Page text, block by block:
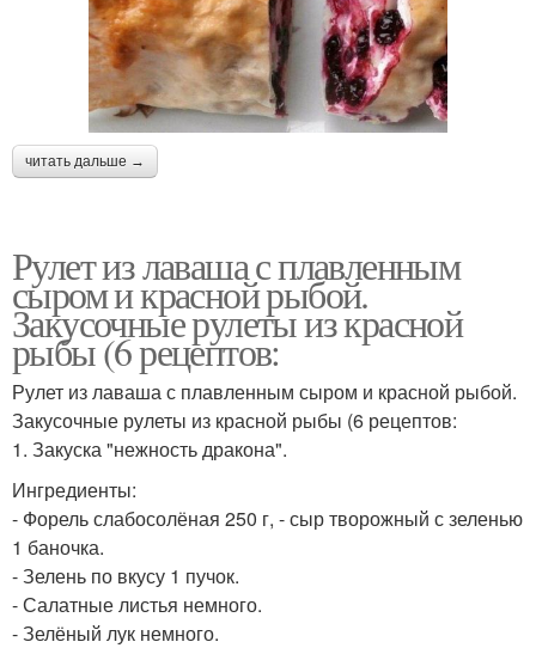
читать дальше →
Рулет из лаваша с плавленным
сыром и красной рыбой.
Закусочные рулеты из красной
рыбы (6 рецептов:
Рулет из лаваша с плавленным сыром и красной рыбой.
Закусочные рулеты из красной рыбы (6 рецептов:
1. Закуска "нежность дракона".
Ингредиенты:
- Форель слабосолёная 250 г, - сыр творожный с зеленью
1 баночка.
- Зелень по вкусу 1 пучок.
- Салатные листья немного.
- Зелёный лук немного.